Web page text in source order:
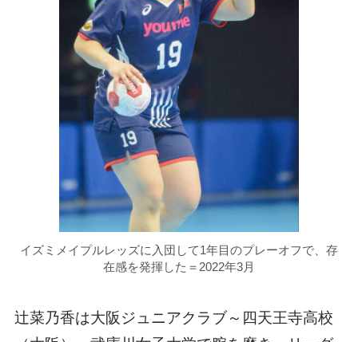
イズミメイプルレッズに入団して1年目のプレーオフで、存
在感を発揮した＝2022年3月
辻菜乃香は大阪ジュニアクラブ～四天王寺高校